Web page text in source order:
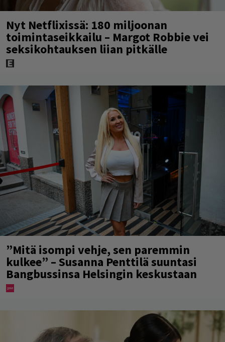
Nyt Netflixissä: 180 miljoonan
toimintaseikkailu – Margot Robbie vei
seksikohtauksen liian pitkälle
”Mitä isompi vehje, sen paremmin
kulkee” – Susanna Penttilä suuntasi
Bangbussinsa Helsingin keskustaan